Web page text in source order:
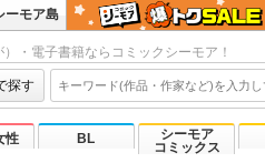
ーモア島
・電子書籍ならコミックシーモア！
探す
性 BL
シーモア
コミックス